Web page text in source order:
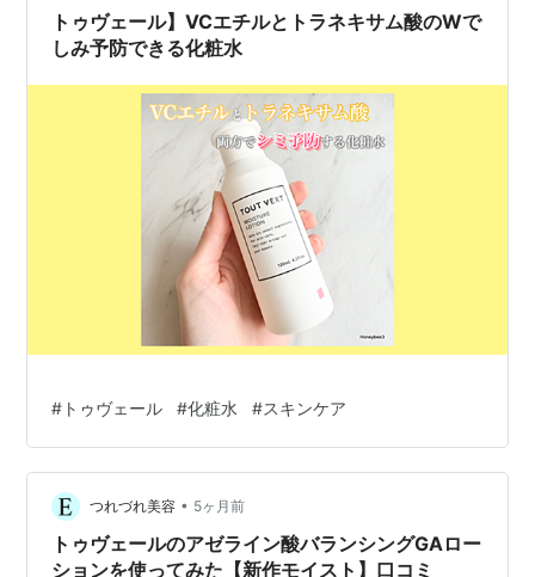
まで浸透し…
トゥヴェール】VCエチルとトラネキサム酸のWで
しみ予防できる化粧水
# トゥヴェール #化粧水 #スキンケア
つれづれ美容 • 5ヶ月前
トゥヴェールのアゼライン酸バランシングGAロー
ションを使ってみた【新作モイスト】口コミ